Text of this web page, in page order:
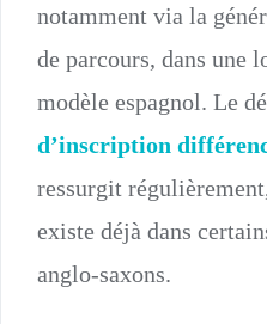
notamment via la
de parcours, dans une
modèle espagnol. Le
d’inscription
ressurgit
existe déjà dans
anglo-saxons.